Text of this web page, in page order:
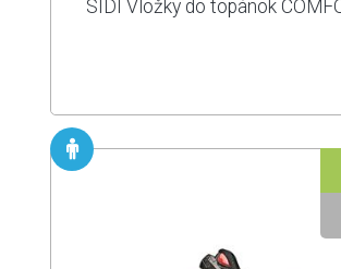
SIDI Vložky do topánok